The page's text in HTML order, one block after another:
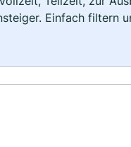
Einfach filtern